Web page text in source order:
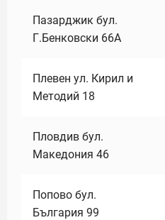
Пазарджик бул.
Г.Бенковски 66А
Плевен ул. Кирил и
Методий 18
Пловдив бул.
Македония 46
Попово бул.
България 99